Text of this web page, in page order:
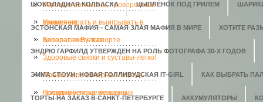
ШОКОЛАДНАЯ КОЛБАСКА ЦЫПЛЁНОК ПОД ГРИЛЕМ
ЭСТОНСКАЯ МАФИЯ - САМАЯ ЗЛАЯ МАФИЯ В МИРЕ ХОТИТЕ
ЭНДРЮ ГАРФИЛД УТВЕРЖДЕН НА РОЛЬ ФОТОГРАФА 30-Х ГОДОВ
ЭММА СТОУН: НОВАЯ ГОЛЛИВУДСКАЯ IT-GIRL КАК ВЫБРАТЬ
ТОРТЫ НА ЗАКАЗ В САНКТ-ПЕТЕРБУРГЕ АККУМУЛЯТОРЫ
Игровые автоматы, проверенные
временем.
Учимся играть и выигрывать в
аппаратах Вулкан
Безопасность в спорте
Здоровые связки и суставы-легко!
Правильное вечернее платье-
полвина успеха женщины
Посудомоечные машины в